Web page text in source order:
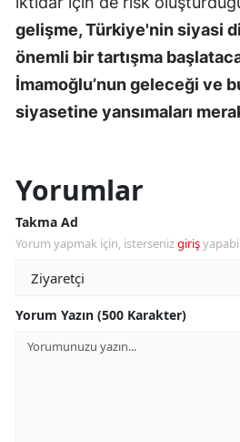
gelişme, Türkiye'nin siyasi
önemli bir tartışma
İmamoğlu’nun geleceği ve
siyasetine yansımaları
Yorumlar
Takma Ad
Yorum yapmak için, istersenizgiriş
Yorum Yazın (500 Karakter)